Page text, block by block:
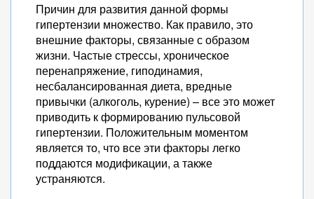
Причин для развития данной формы
гипертензии множество. Как правило, это
внешние факторы, связанные с образом
жизни. Частые стрессы, хроническое
перенапряжение, гиподинамия,
несбалансированная диета, вредные
привычки (алкоголь, курение) – все это может
приводить к формированию пульсовой
гипертензии. Положительным моментом
является то, что все эти факторы легко
поддаются модификации, а также
устраняются.